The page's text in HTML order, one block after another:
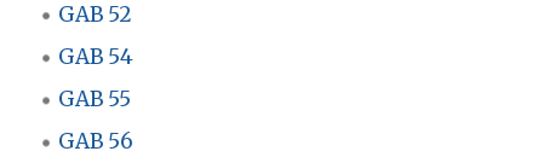
GAB 52
GAB 54
GAB 55
GAB 56